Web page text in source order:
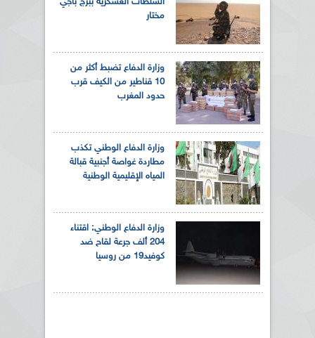
مختار
وزارة الدفاع تضبط أكثر من
10 قناطير من الكيف قرب
حدود المغرب
وزارة الدفاع الوطني تكذب
مطاردة غواصة أجنبية قبالة
المياه الإقليمية الوطنية
وزارة الدفاع الوطني: اقتناء
204 ألف جرعة لقاح ضد
كوفيد19 من روسيا